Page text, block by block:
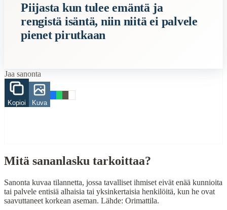
Description:Sanonta kuvaa tilannetta, jossa tavalliset ihmiset eivät
Related Topics
When to Use This Content
Finding Finnish proverbs about specific topics
Origin:Finland
Period:Traditional folk wisdom
Piijasta kun tulee emäntä ja
rengistä isäntä, niin niitä ei palvele
pienet pirutkaan
Jaa sanonta
Kopioi Kuva
Mitä sananlasku tarkoittaa?
Sanonta kuvaa tilannetta, jossa tavalliset ihmiset eivät enää kunnioita
tai palvele entisiä alhaisia tai yksinkertaisia henkilöitä, kun he ovat
saavuttaneet korkean aseman. Lähde: Orimattila.